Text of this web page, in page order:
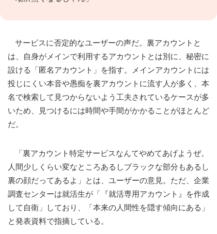
サービスに否定的なユーザーの声だ。裏アカウントと
は、自身がメインで利用するアカウントとは別に、秘密に
設ける「匿名アカウント」を指す。メインアカウントには
投じにくい本音や愚痴を裏アカウントに流す人が多く、本
名で検索して見つからないよう工夫されているケースが多
いため、見つけるには時間や手間がかかることがほとんど
だ。
「裏アカウント特定サービスなんてやめてあげようぜ。
人間少しくらい変なところあるしブラックな部分もあるし
裏の顔だってあるよ」とは、ユーザーの意見。ただ、企業
調査センターは就活生が「『就活専用アカウント』を作成
して自衛」しており、「本来の人間性を隠す傾向にある」
と発表資料で指摘している。